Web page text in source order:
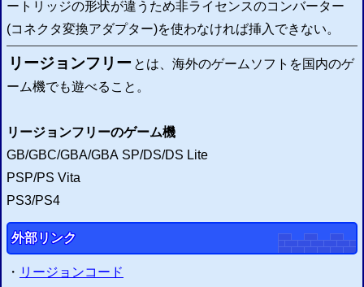
SMCヘッダの付加・削除システムを更新 ヘッダ有無の判別機能を追加
2015/02/22
2015/02/21
2015/01/24
改造ハックROMのIPSパッチ配信・適用サイト
2014/10/15
SMCヘッダの付加・削除システム
ートリッジの形状が違うため非ライセンスのコンバーター
(コネクタ変換アダプター)を使わなければ挿入できない。
リージョンフリー とは、海外のゲームソフトを国内のゲ
ーム機でも遊べること。
リージョンフリーのゲーム機
GB/GBC/GBA/GBA SP/DS/DS Lite
PSP/PS Vita
PS3/PS4
外部リンク
・ リージョンコード